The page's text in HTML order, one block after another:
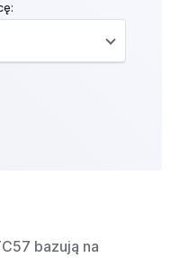
bazują na